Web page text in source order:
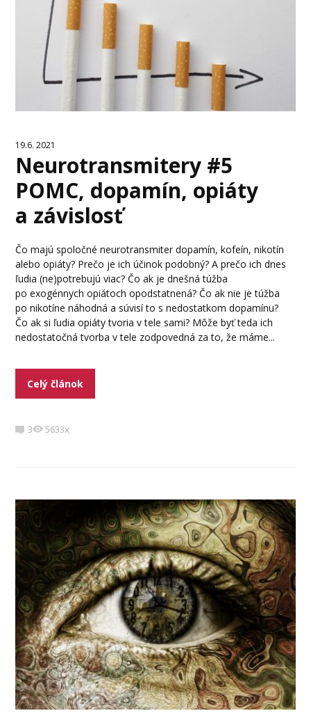
19.6. 2021
Neurotransmitery #5
POMC, dopamín, opiáty
a závislosť
Čo majú spoločné neurotransmiter dopamín, kofeín, nikotín
alebo opiáty? Prečo je ich účinok podobný? A prečo ich dnes
ľudia (ne)potrebujú viac? Čo ak je dnešná túžba
po exogénnych opiátoch opodstatnená? Čo ak nie je túžba
po nikotíne náhodná a súvisí to s nedostatkom dopamínu?
Čo ak si ľudia opiáty tvoria v tele sami? Môže byť teda ich
nedostatočná tvorba v tele zodpovedná za to, že máme...
Celý článok
3 5633x